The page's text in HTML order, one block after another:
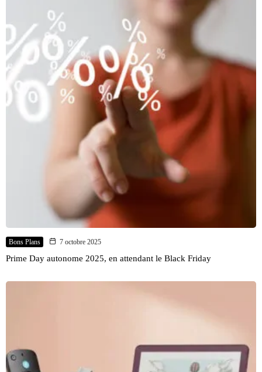
Bons Plans 7 octobre 2025
Prime Day autonome 2025, en attendant le Black Friday